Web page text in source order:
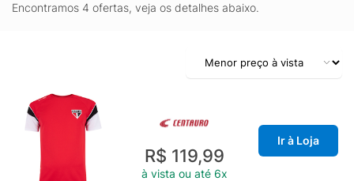
Encontramos 4 ofertas, veja os detalhes abaixo.
R$ 119,99
à vista ou até 6x
Ir à Loja